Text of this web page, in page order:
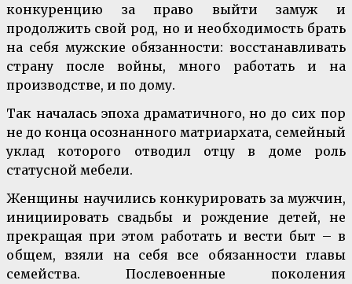
конкуренцию за право выйти замуж и
продолжить свой род, но и необходимость брать
на себя мужские обязанности: восстанавливать
страну после войны, много работать и на
производстве, и по дому.
Так началась эпоха драматичного, но до сих пор
не до конца осознанного матриархата, семейный
уклад которого отводил отцу в доме роль
статусной мебели.
Женщины научились конкурировать за мужчин,
инициировать свадьбы и рождение детей, не
прекращая при этом работать и вести быт – в
общем, взяли на себя все обязанности главы
семейства. Послевоенные поколения